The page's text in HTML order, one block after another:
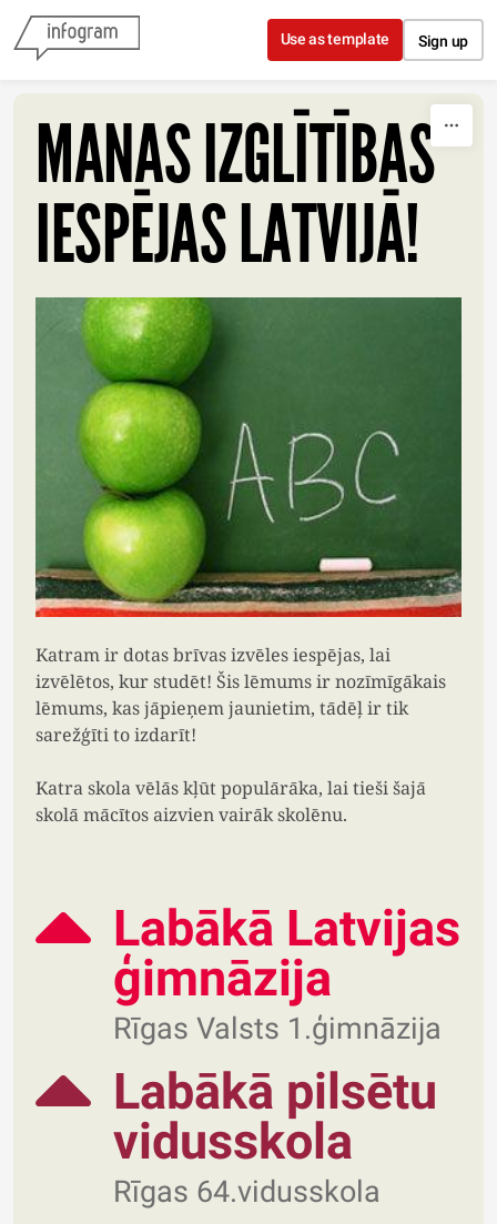
Skip to content
Use as template Sign up
MANAS IZGLĪTĪBAS
IESPĒJAS LATVIJĀ!
Katram ir dotas brīvas izvēles iespējas, lai
izvēlētos, kur studēt! Šis lēmums ir nozīmīgākais
lēmums, kas jāpieņem jaunietim, tādēļ ir tik
sarežģīti to izdarīt!
Katra skola vēlās kļūt populārāka, lai tieši šajā
skolā mācītos aizvien vairāk skolēnu.
Labākā Latvijas
ģimnāzija
Rīgas Valsts 1.ģimnāzija
Labākā pilsētu
vidusskola
Rīgas 64.vidusskola